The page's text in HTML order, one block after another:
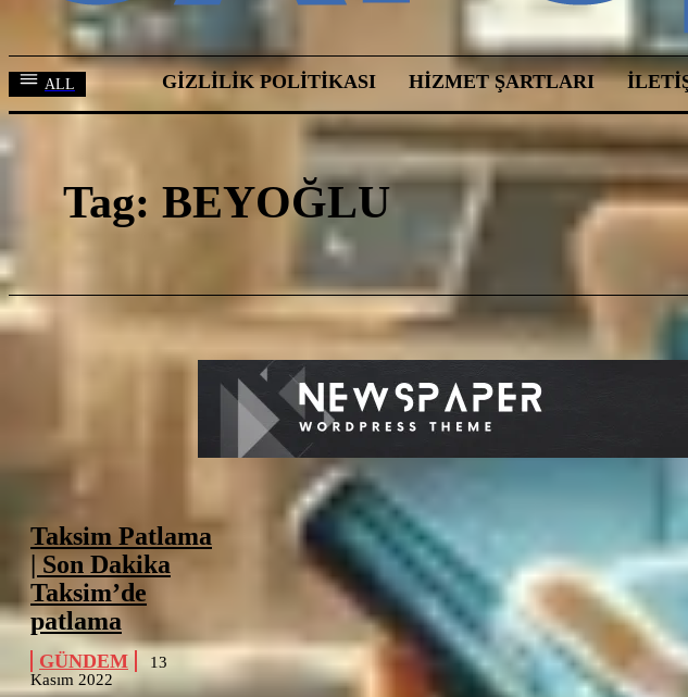
ALL GIZLILIK POLITIKASI HIZMET ŞARTLARI
Tag: BEYOĞLU
B
Taksim Patlama
| Son Dakika
Taksim’de
patlama
GÜNDEM
13
Kasım 2022